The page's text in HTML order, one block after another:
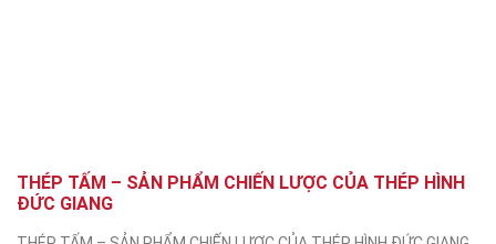
THÉP TẤM – SẢN PHẨM CHIẾN LƯỢC CỦA THÉP HÌNH
ĐỨC GIANG